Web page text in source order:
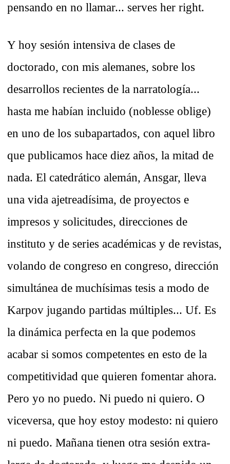
pensando en no llamar... serves her right.
Y hoy sesión intensiva de clases de
doctorado, con mis alemanes, sobre los
desarrollos recientes de la narratología...
hasta me habían incluido (noblesse oblige)
en uno de los subapartados, con aquel libro
que publicamos hace diez años, la mitad de
nada. El catedrático alemán, Ansgar, lleva
una vida ajetreadísima, de proyectos e
impresos y solicitudes, direcciones de
instituto y de series académicas y de revistas,
volando de congreso en congreso, dirección
simultánea de muchísimas tesis a modo de
Karpov jugando partidas múltiples... Uf. Es
la dinámica perfecta en la que podemos
acabar si somos competentes en esto de la
competitividad que quieren fomentar ahora.
Pero yo no puedo. Ni puedo ni quiero. O
viceversa, que hoy estoy modesto: ni quiero
ni puedo. Mañana tienen otra sesión extra-